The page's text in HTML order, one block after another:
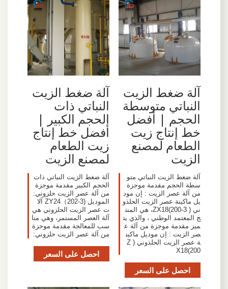
آلة ضغط الزيت
النباتي متوسطة
الحجم | أفضل
خط إنتاج زيت
الطعام لمصنع
الزيت
آلة ضغط الزيت النباتي متو
سطة الحجم مقدمة موجزة
من آلة عصر الزيت : إن مود
يل ماكينة عصر الزيت الحلذو
ني ( ZX18(200-3، هي المنت
ج المعتمد الوطني ، والذي يت
ميز مقدمة موجزة من آلة ع
صر الزيت : إن موديل ماكين
ة عصر الزيت الحلذوني ( Z
X18(200
احصل على السعر
آلة ضغط الزيت
النباتي ذات
الحجم الكبير |
أفضل خط إنتاج
زيت الطعام
لمصنع الزيت
آلة ضغط الزيت النباتي ذات
الحجم الكبير مقدمة موجزة
من آلة عصر الزيت حلزوني:
الموديل (ZY24（202-3 آلا
ت عصر الزيت الحلزوني هي
آلة العصر المستمر، وهي منا
سب للمعالجة مقدمة موجزة
من آلة عصر الزيت حلزوني:
احصل على السعر